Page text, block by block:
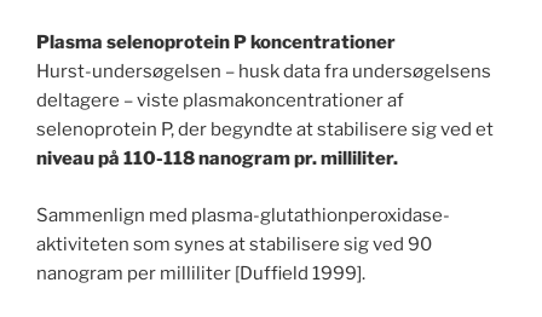
Plasma selenoprotein P koncentrationer
Hurst-undersøgelsen – husk data fra undersøgelsens
deltagere – viste plasmakoncentrationer af
selenoprotein P, der begyndte at stabilisere sig ved et
niveau på 110-118 nanogram pr. milliliter.
Sammenlign med plasma-glutathionperoxidase-
aktiviteten som synes at stabilisere sig ved 90
nanogram per milliliter [Duffield 1999].